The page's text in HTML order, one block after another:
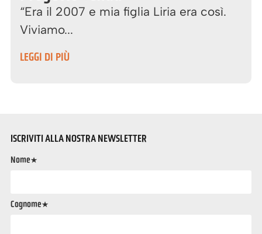
“Era il 2007 e mia figlia Liria era così.
Viviamo...
LEGGI DI PIÙ
ISCRIVITI ALLA NOSTRA NEWSLETTER
Nome*
Cognome*